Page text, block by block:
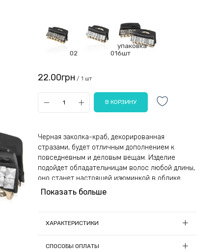
02 01
упаковка
6шт
22.00грн / 1 шт
Черная заколка-краб, декорированная
стразами, будет отличным дополнением к
повседневным и деловым вещам. Изделие
подойдет обладательницам волос любой длины,
оно станет настоящей изюминкой в облике
владелицы.
долговечного пластика. Материал отличается
и длительным сроком эксплуатации. У зажима
Показать больше
ХАРАКТЕРИСТИКИ
Длина, см: 6
СПОСОБЫ ОПЛАТЫ